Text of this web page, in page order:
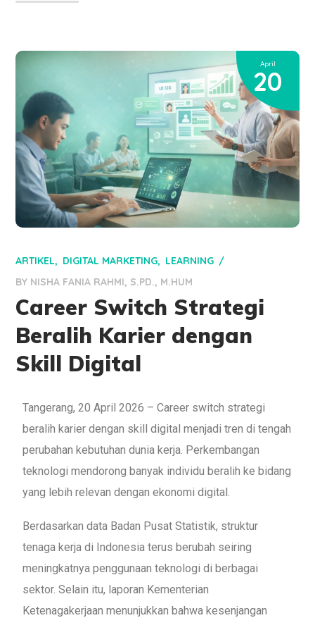
April
20
ARTIKEL DIGITAL MARKETING
LEARNING
BY NISHA FANIA RAHMI, S.PD., M.HUM
Career Switch Strategi
Beralih Karier dengan
Skill Digital
Tangerang, 20 April 2026 – Career switch strategi
beralih karier dengan skill digital menjadi tren di tengah
perubahan kebutuhan dunia kerja. Perkembangan
teknologi mendorong banyak individu beralih ke bidang
yang lebih relevan dengan ekonomi digital.
Berdasarkan data Badan Pusat Statistik, struktur
tenaga kerja di Indonesia terus berubah seiring
meningkatnya penggunaan teknologi di berbagai
sektor. Selain itu, laporan Kementerian
Ketenagakerjaan menunjukkan bahwa kesenjangan